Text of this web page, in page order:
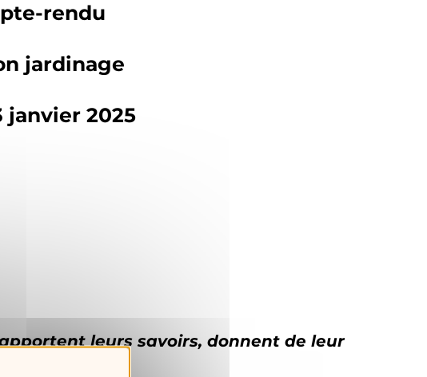
rendu
jardinage
janvier 2025
leurs savoirs, donnent de leur